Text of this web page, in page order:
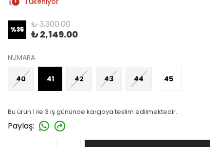
%35 ₺ 3,300.00
₺ 2,149.00
NUMARA
40 41 42 43 44 45
Bu ürün 1 ile 3 iş gününde kargoya teslim edilmektedir.
Paylaş: